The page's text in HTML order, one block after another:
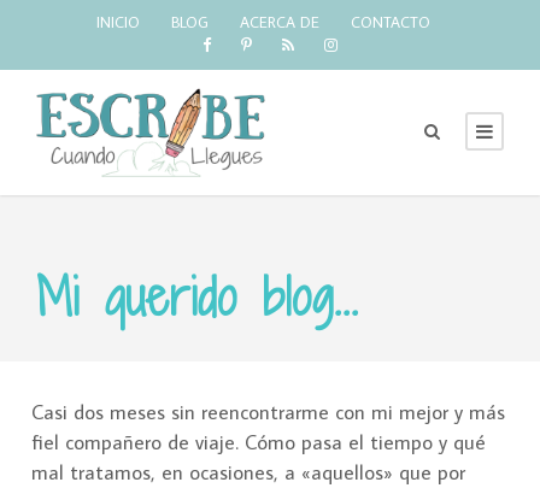
INICIO BLOG ACERCA DE CONTACTO
Mi querido blog...
Casi dos meses sin reencontrarme con mi mejor y más
fiel compañero de viaje. Cómo pasa el tiempo y qué
mal tratamos, en ocasiones, a «aquellos» que por